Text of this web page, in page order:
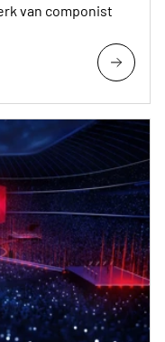
van componist